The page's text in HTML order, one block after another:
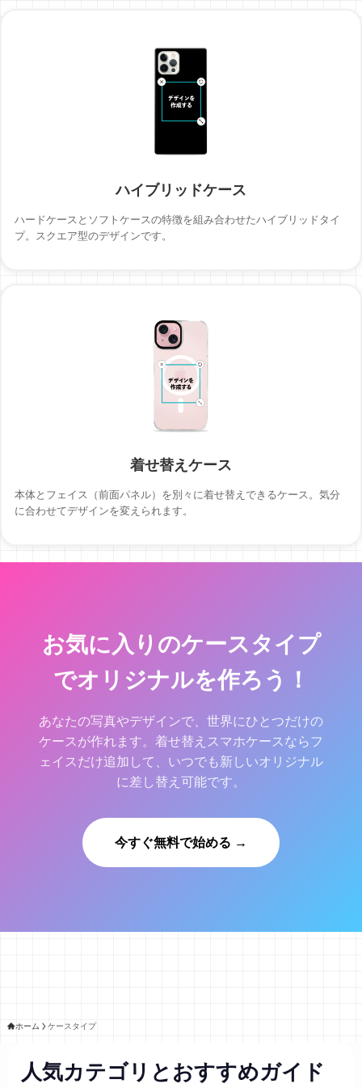
ハイブリッドケース
ハードケースとソフトケースの特徴を組み合わせたハイブリッドタイ
プ。スクエア型のデザインです。
着せ替えケース
本体とフェイス（前面パネル）を別々に着せ替えできるケース。気分
に合わせてデザインを変えられます。
お気に入りのケースタイプ
でオリジナルを作ろう！
あなたの写真やデザインで、世界にひとつだけの
ケースが作れます。着せ替えスマホケースならフ
ェイスだけ追加して、いつでも新しいオリジナル
に差し替え可能です。
今すぐ無料で始める →
ホーム ケースタイプ
人気カテゴリとおすすめガイド